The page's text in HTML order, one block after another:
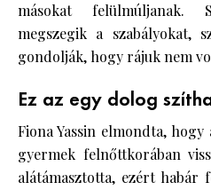
másokat felülmúljanak.
megszegik a szabályokat,
gondolják, hogy rájuk nem
Ez az egy dolog
Fiona Yassin elmondta,
gyermek felnőttkorában
alátámasztotta, ezért habár